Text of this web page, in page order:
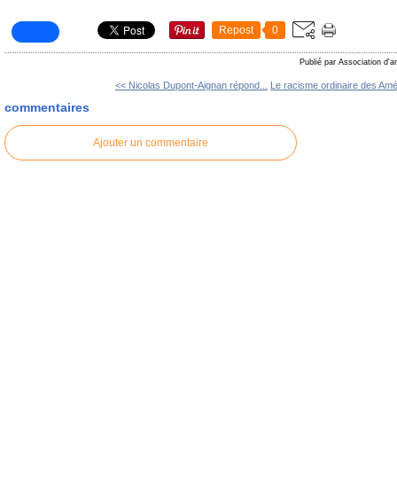
Repost 0
Publié par Association
<< Nicolas Dupont-Aignan répond... Le racisme ordinaire des
commentaires
Ajouter un commentaire